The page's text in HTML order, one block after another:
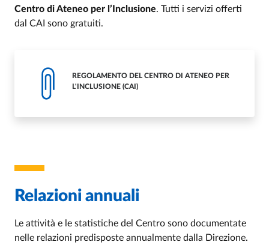
Centro di Ateneo per l’Inclusione. Tutti i servizi offerti
dal CAI sono gratuiti.
REGOLAMENTO DEL CENTRO DI ATENEO PER
L'INCLUSIONE (CAI)
Relazioni annuali
Le attività e le statistiche del Centro sono documentate
nelle relazioni predisposte annualmente dalla Direzione.